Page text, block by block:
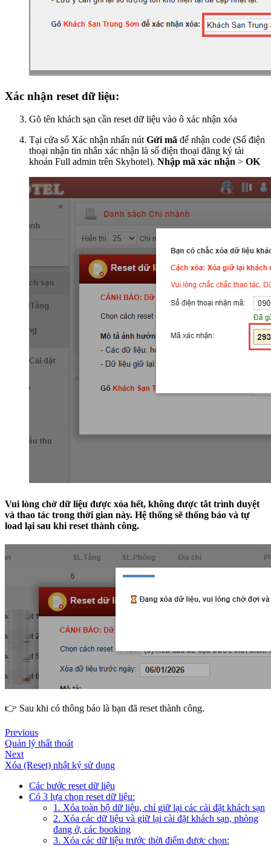
Xác nhận reset dữ liệu:
Gõ tên khách sạn cần reset dữ liệu vào ô xác nhận xóa
Tại cửa sổ Xác nhận nhấn nútGửi mã để nhận code (Số điện
thoại nhận tin nhắn xác nhận là số điện thoại đăng ký tài
khoản Full admin trên Skyhotel). Nhập mã xác nhận > OK
Vui lòng chờ dữ liệu được xóa hết, không được tắt trình duyệt
và thao tác trong thời gian này. Hệ thống sẽ thống báo và tự
load lại sau khi reset thành công.
👉 Sau khi có thông báo là bạn đã reset thành công.
Previous
Quản lý thất thoát
Next
Xóa (Reset) nhật ký sử dụng
Các bước reset dữ liệu
Có 3 lựa chọn reset dữ liệu:
1. Xóa toàn bộ dữ liệu, chỉ giữ lại các cài đặt khách sạn
2. Xóa các dữ liệu và giữ lại cài đặt khách sạn, phòng
đang ở, các booking
3. Xóa các dữ liệu trước thời điểm được chọn: